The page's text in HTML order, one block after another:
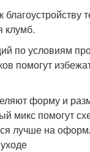
клумб.
по условиям
помогут
форму и
микс помогут
лучше на